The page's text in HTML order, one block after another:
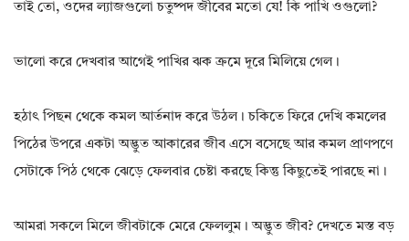
তাই তো, ওদের ল্যাজগুলো চতুষ্পদ জীবের মতো যে! কি পাখি ওগুলো?
ভালো করে দেখবার আগেই পাখির ঝক ক্রমে দূরে মিলিয়ে গেল।
হঠাৎ পিছন থেকে কমল আর্তনাদ করে উঠল। চকিতে ফিরে দেখি কমলের
পিঠের উপরে একটা অদ্ভুত আকারের জীব এসে বসেছে আর কমল প্রাণপণে
সেটাকে পিঠ থেকে ঝেড়ে ফেলবার চেষ্টা করছে কিন্তু কিছুতেই পারছে না।
আমরা সকলে মিলে জীবটাকে মেরে ফেললুম। অদ্ভুত জীব? দেখতে মস্ত বড়